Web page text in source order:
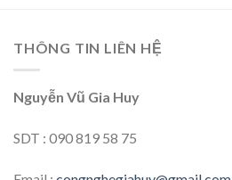
THÔNG TIN LIÊN HỆ
Nguyễn Vũ Gia Huy
SDT : 090 819 58 75